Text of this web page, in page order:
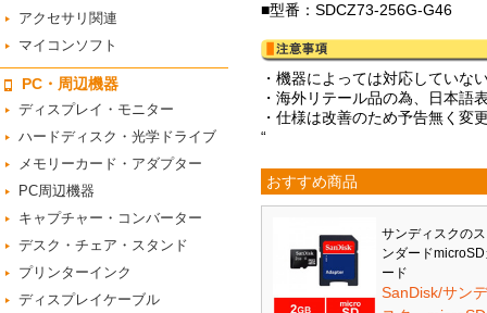
アクセサリ関連
マイコンソフト
PC・周辺機器
ディスプレイ・モニター
ハードディスク・光学ドライブ
メモリーカード・アダプター
PC周辺機器
キャプチャー・コンバーター
デスク・チェア・スタンド
プリンターインク
ディスプレイケーブル
■型番：SDCZ73-256G-G46
・機器によっては対応していな
・海外リテール品の為、日本語
・仕様は改善のため予告無く変
“
おすすめ商品
サンディスクの
ンダード
ード
SanDisk/サン